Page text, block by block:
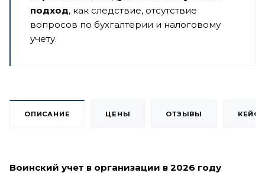
подход, как следствие, отсутствие
вопросов по бухгалтерии и налоговому
учету.
ОПИСАНИЕ ЦЕНЫ ОТЗЫВЫ
Воинский учет в организации в 2026 году